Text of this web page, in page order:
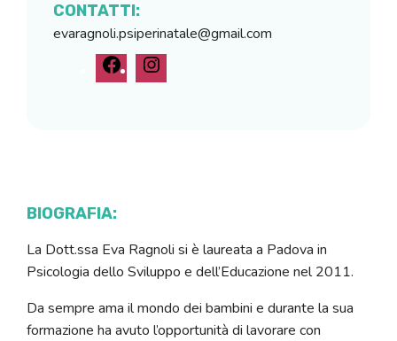
CONTATTI:
evaragnoli.psiperinatale@gmail.com
BIOGRAFIA:
La Dott.ssa Eva Ragnoli si è laureata a Padova in
Psicologia dello Sviluppo e dell’Educazione nel 2011.
Da sempre ama il mondo dei bambini e durante la sua
formazione ha avuto l’opportunità di lavorare con